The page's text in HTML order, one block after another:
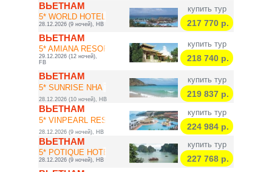
ВЬЕТНАМ
5* WORLD HOTELS L...
28.12.2026 (9 ночей), HB
купить тур
217 770 р.
ВЬЕТНАМ
5* AMIANA RESORT ...
29.12.2026 (12 ночей),
FB
купить тур
218 740 р.
ВЬЕТНАМ
5* SUNRISE NHA TR...
28.12.2026 (10 ночей), HB
купить тур
219 837 р.
ВЬЕТНАМ
5* VINPEARL RESOR...
28.12.2026 (9 ночей), HB
купить тур
224 984 р.
ВЬЕТНАМ
5* POTIQUE HOTEL ...
28.12.2026 (9 ночей), HB
купить тур
227 768 р.